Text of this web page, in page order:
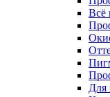
Всё
Для